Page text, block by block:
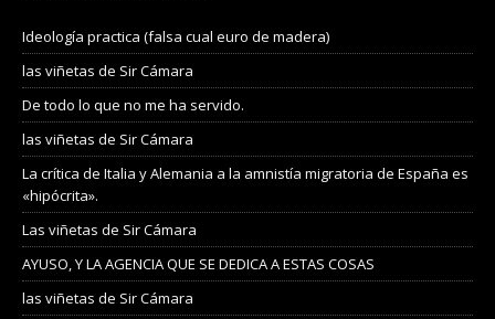
Ideología practica (falsa cual euro de madera)
las viñetas de Sir Cámara
De todo lo que no me ha servido.
las viñetas de Sir Cámara
La crítica de Italia y Alemania a la amnistía migratoria de España es
«hipócrita».
Las viñetas de Sir Cámara
AYUSO, Y LA AGENCIA QUE SE DEDICA A ESTAS COSAS
las viñetas de Sir Cámara